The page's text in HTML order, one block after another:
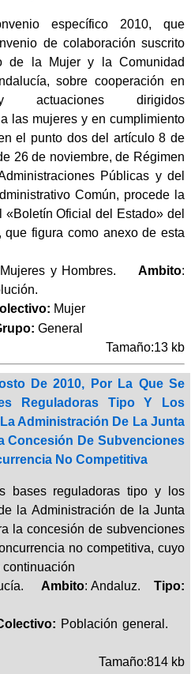
específico 2010, que
de colaboración suscrito
de la Mujer y la Comunidad
sobre cooperación en
actuaciones dirigidos
las mujeres y en cumplimiento
el punto dos del artículo 8 de
26 de noviembre, de Régimen
Públicas y del
Común, procede la
«Boletín Oficial del Estado» del
que figura como anexo de esta
Mujeres y Hombres. Ambito:
Mujer
General
Tamaño:13 kb
De 2010, Por La Que Se
Reguladoras Tipo Y Los
Administración De La Junta
Concesión De Subvenciones
No Competitiva
bases reguladoras tipo y los
la Administración de la Junta
la concesión de subvenciones
no competitiva, cuyo
continuación
Ambito: Andaluz.Tipo:
Población general.
Tamaño:814 kb